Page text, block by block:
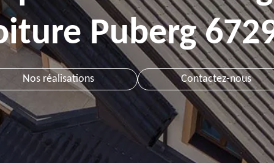
Puberg
Nos réalisations Contactez-nous